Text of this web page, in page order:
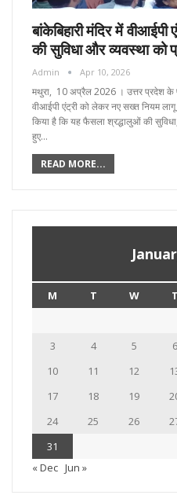
बांकेबिहारी मंदिर में
की सुविधा और व्यवस्था को
Admin Apr 10, 2026
मथुरा, 10 अप्रैल 2026 । उत्तर प्रदेश
वीआईपी एंट्री को लेकर नए सख्त नियम
किया है कि यह फैसला श्रद्धालुओं की
हुए…
READ MORE...
M T W T
3
4 5 6
10
11 12
17
18 19
24
25 26
31
« Dec Jun »